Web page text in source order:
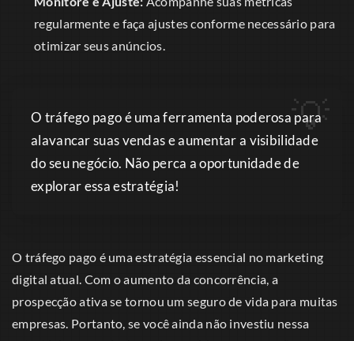
regularmente e faça ajustes conforme necessário para
otimizar seus anúncios.
O tráfego pago é uma ferramenta poderosa para
alavancar suas vendas e aumentar a visibilidade
do seu negócio. Não perca a oportunidade de
explorar essa estratégia!
O tráfego pago é uma estratégia essencial no marketing
digital atual. Com o aumento da concorrência, a
prospecção ativa se tornou um seguro de vida para muitas
empresas. Portanto, se você ainda não investiu nessa